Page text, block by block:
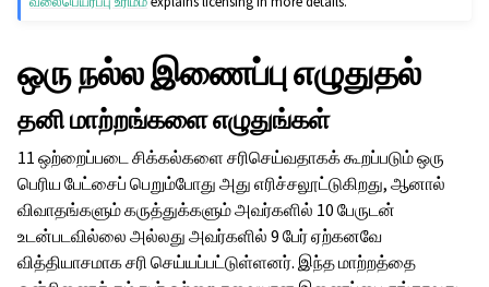
ஒரு நல்ல இணைப்பு எழுதுதல்
தனி மாற்றங்களை எழுதுங்கள்
11 ஒற்றைப்படை சிக்கல்களை சரிசெய்வதாகக் கூறப்படும் ஒரு
பெரிய பேட்சைப் பெறும்போது அது எரிச்சலூட்டுகிறது, ஆனால்
விவாதங்களும் கருத்துக்களும் அவர்களில் 10 பேருடன்
உடன்படவில்லை அல்லது அவர்களில் 9 பேர் ஏற்கனவே
வித்தியாசமாக சரி செய்யப்பட்டுள்ளனர். இந்த மாற்றத்தை